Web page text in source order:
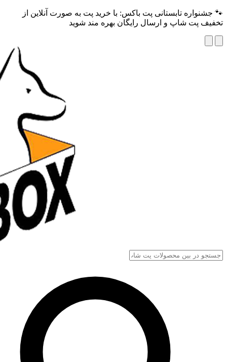
🐾 جشنواره تابستانی پت باکس: با خرید پت به صورت آنلاین از
تخفیف پت شاپ و ارسال رایگان بهره مند شوید